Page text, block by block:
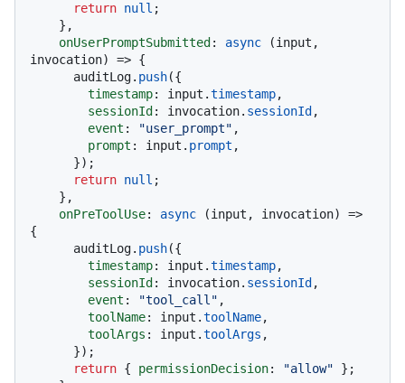
return null ;
onUserPromptSubmitted : async (input,
invocation) => {
      auditLog.
push({
timestamp: input.timestamp,
sessionId : invocation. sessionId ,
event : "user_prompt" ,
prompt : input. prompt ,
return null ;
onPreToolUse: async (input, invocation) =>
{
      auditLog.
push({
timestamp: input.timestamp,
sessionId : invocation. sessionId ,
event : "tool_call" ,
toolName: input.toolName,
toolArgs : input.toolArgs ,
return { permissionDecision: "allow" };